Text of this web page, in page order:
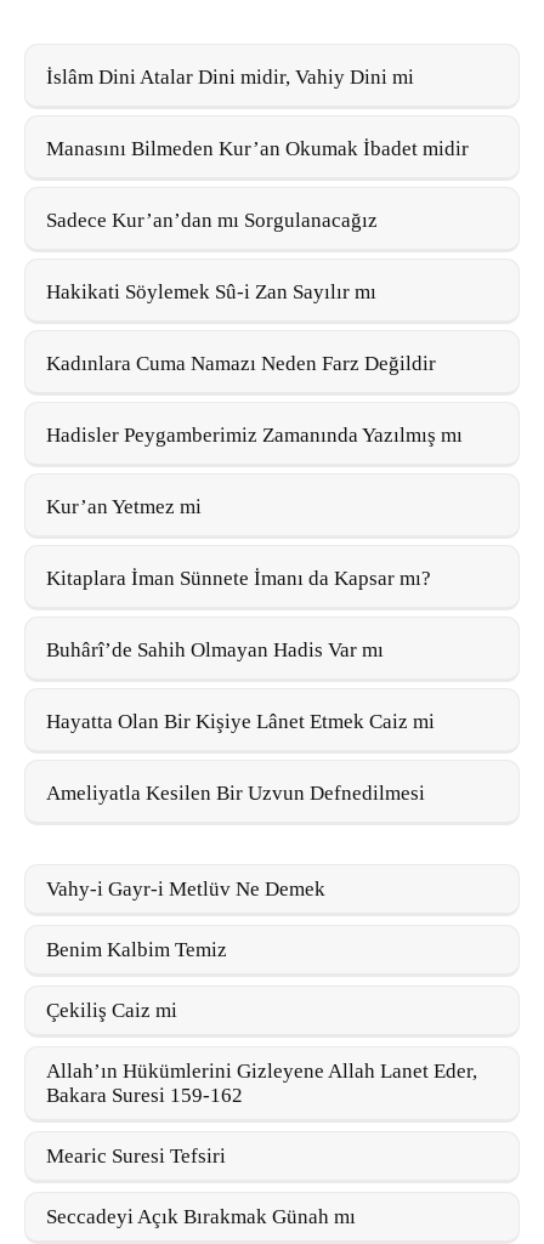
İslâm Dini Atalar Dini midir, Vahiy Dini mi
Manasını Bilmeden Kur’an Okumak İbadet midir
Sadece Kur’an’dan mı Sorgulanacağız
Hakikati Söylemek Sû-i Zan Sayılır mı
Kadınlara Cuma Namazı Neden Farz Değildir
Hadisler Peygamberimiz Zamanında Yazılmış mı
Kur’an Yetmez mi
Kitaplara İman Sünnete İmanı da Kapsar mı?
Buhârî’de Sahih Olmayan Hadis Var mı
Hayatta Olan Bir Kişiye Lânet Etmek Caiz mi
Ameliyatla Kesilen Bir Uzvun Defnedilmesi
Vahy-i Gayr-i Metlüv Ne Demek
Benim Kalbim Temiz
Çekiliş Caiz mi
Allah’ın Hükümlerini Gizleyene Allah Lanet Eder,
Bakara Suresi 159-162
Mearic Suresi Tefsiri
Seccadeyi Açık Bırakmak Günah mı